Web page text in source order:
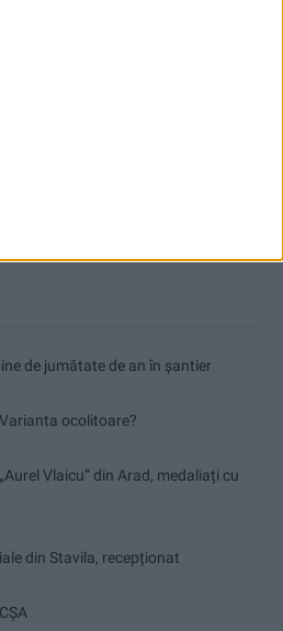
de jumătate de an în șantier
ocolitoare?
Vlaicu” din Arad, medaliați cu
din Stavila, recepționat